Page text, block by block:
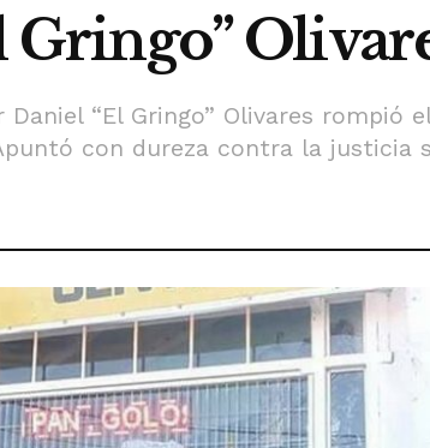
Gringo”
“El Gringo” Olivares rompió
con dureza contra la justicia